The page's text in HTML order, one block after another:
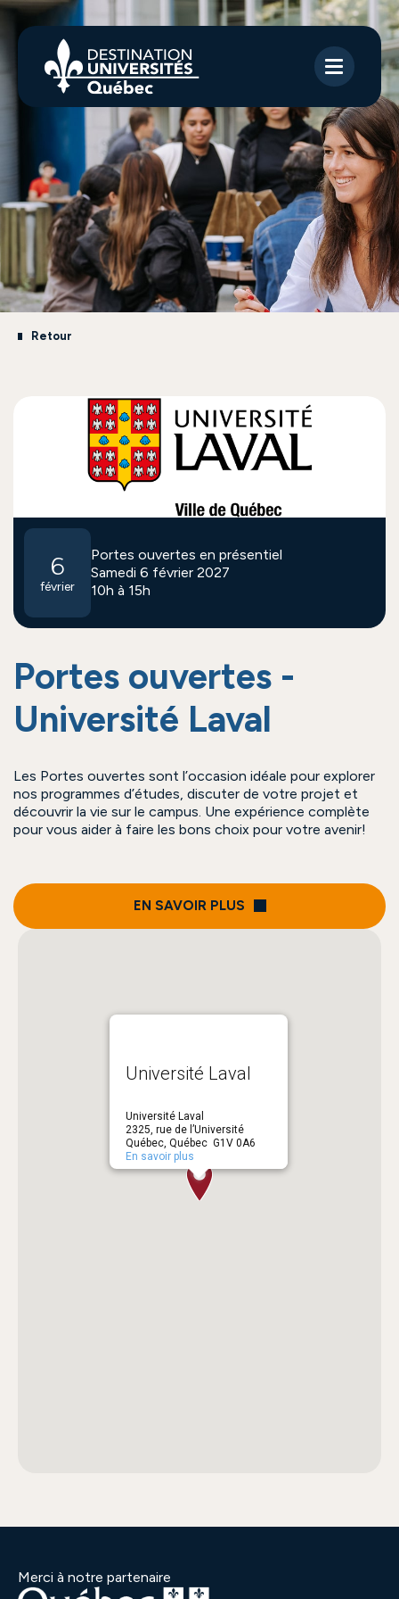
Retour
6
février
Portes ouvertes en présentiel
Samedi 6 février 2027
10h à 15h
Portes ouvertes -
Université Laval
Les Portes ouvertes sont l’occasion idéale pour explorer
nos programmes d’études, discuter de votre projet et
découvrir la vie sur le campus. Une expérience complète
pour vous aider à faire les bons choix pour votre avenir!
EN SAVOIR PLUS
Université Laval
Université Laval
2325, rue de l’Université
Québec, Québec G1V 0A6
En savoir plus
Merci à notre partenaire